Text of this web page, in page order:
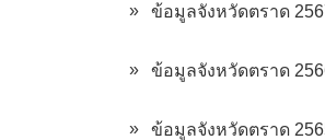
» ข้อมูลจังหวัดตราด
» ข้อมูลจังหวัดตราด
» ข้อมูลจังหวัดตราด